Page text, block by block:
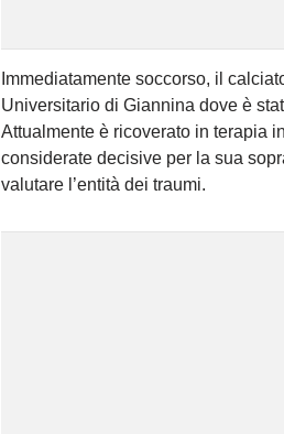
Immediatamente soccorso, il
Universitario di Giannina dove è
Attualmente è ricoverato in terapia
considerate decisive per la sua
valutare l’entità dei traumi.